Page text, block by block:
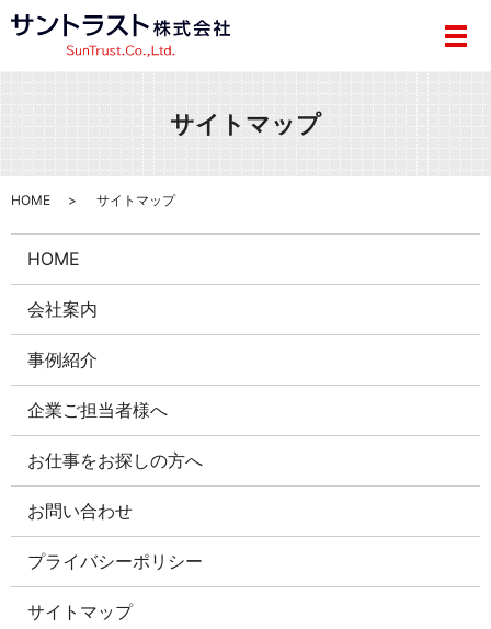
メ
サイトマップ
HOME サイトマップ
HOME
会社案内
事例紹介
企業ご担当者様へ
お仕事をお探しの方へ
お問い合わせ
プライバシーポリシー
サイトマップ